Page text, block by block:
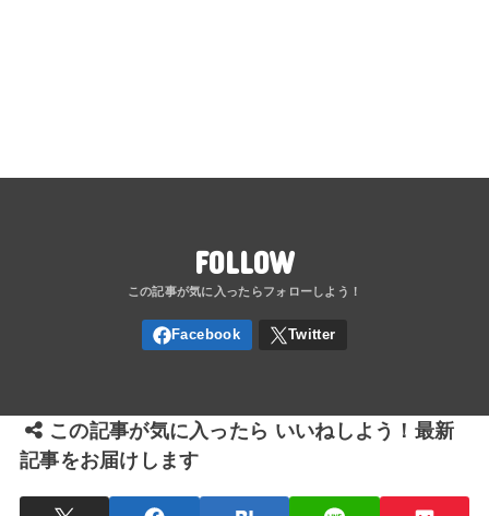
FOLLOW
この記事が気に入ったら いいねしよう！最新
記事をお届けします